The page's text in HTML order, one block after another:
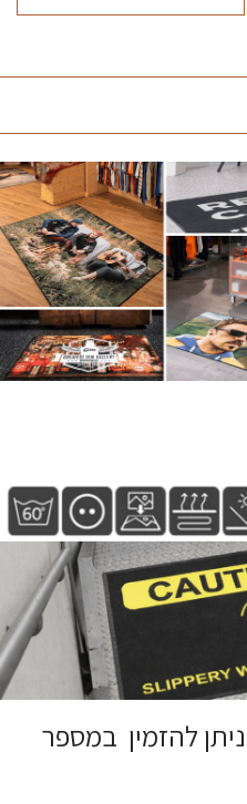
להזמין במספר